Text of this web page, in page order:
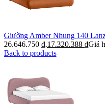
Giường Amber Nhung 140
26.646.750 ₫.17.320.388 ₫Giá
Back to products